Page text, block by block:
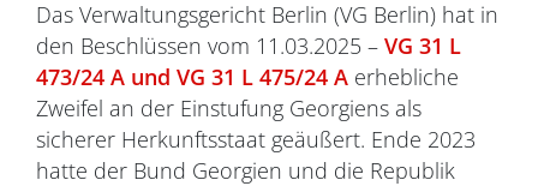
Das Verwaltungsgericht Berlin (VG Berlin) hat in
den Beschlüssen vom 11.03.2025 – VG 31 L
473/24 A und VG 31 L 475/24 A erhebliche
Zweifel an der Einstufung Georgiens als
sicherer Herkunftsstaat geäußert. Ende 2023
hatte der Bund Georgien und die Republik